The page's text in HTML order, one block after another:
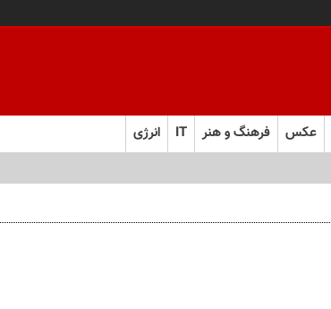
عکس فرهنگ و هنر IT انرژی